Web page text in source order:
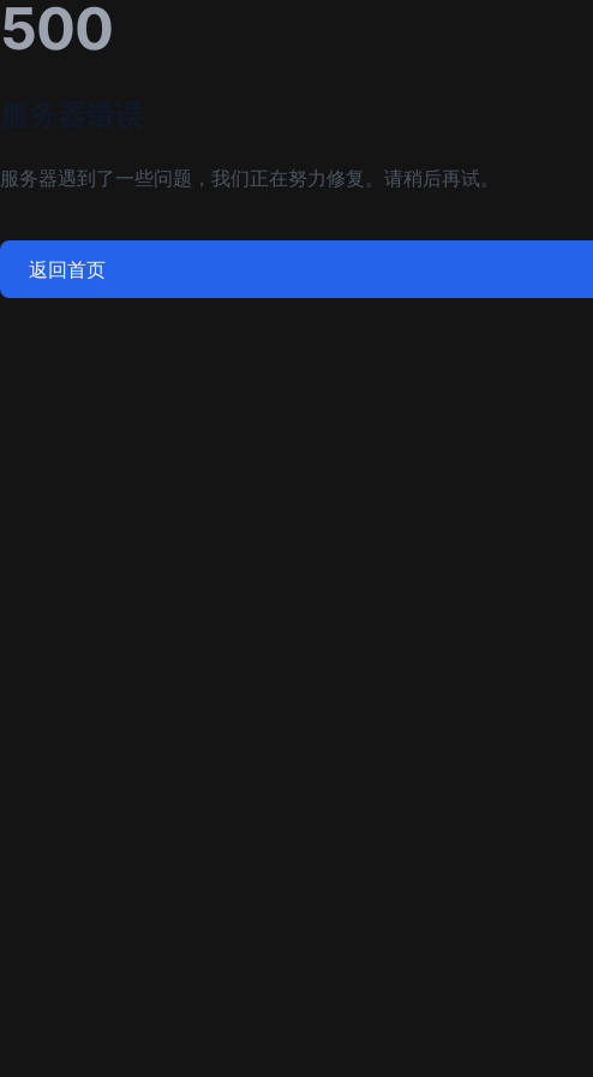
500
服务器遇到了一些问题，我们正在努力修复。请稍后再试。
返回首页